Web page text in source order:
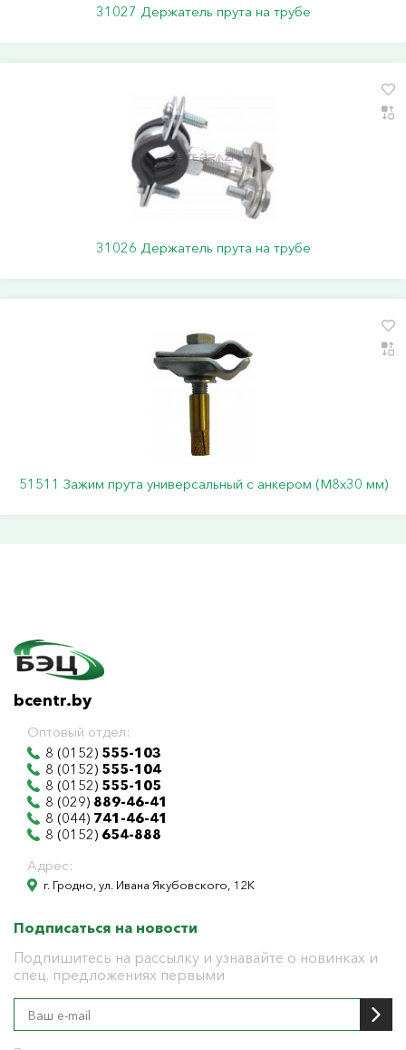
31027 Держатель прута на трубе
31026 Держатель прута на трубе
51511 Зажим прута универсальный с анкером (M8x30 мм)
bcentr.by
Оптовый отдел:
8 (0152) 555-103
8 (0152) 555-104
8 (0152) 555-105
8 (029) 889-46-41
8 (044) 741-46-41
8 (0152) 654-888
Адрес:
г. Гродно, ул. Ивана Якубовского, 12К
Подписаться на новости
Подпишитесь на рассылку и узнавайте о новинках и
спец. предложениях первыми